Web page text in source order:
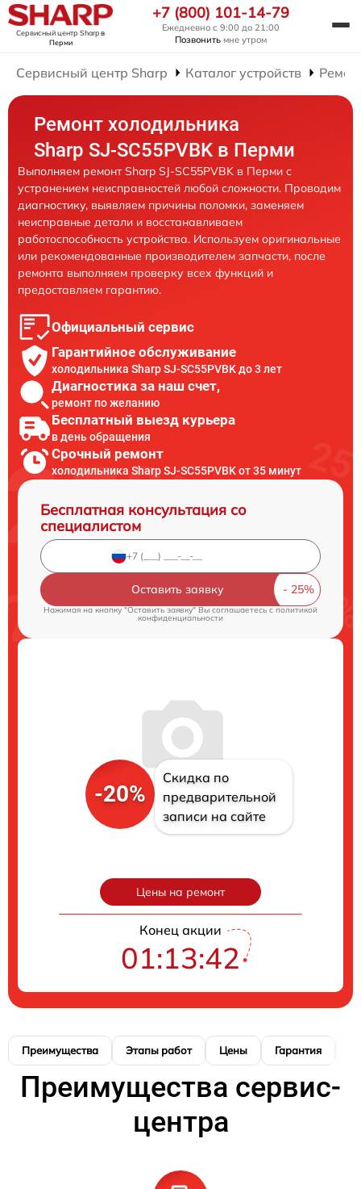
Сервисный центр Sharpв
Перми
+7 (800) 101-14-79
Ежедневно с 9:00 до 21:00
Позвонить мне утром
Сервисный центр Sharp Каталог устройств
Ремонт холодильника
Sharp SJ-SC55PVBK в Перми
Выполняем ремонт Sharp SJ-SC55PVBK в Перми с
устранением неисправностей любой сложности. Проводим
диагностику, выявляем причины поломки, заменяем
неисправные детали и восстанавливаем
работоспособность устройства. Используем оригинальные
или рекомендованные производителем запчасти, после
ремонта выполняем проверку всех функций и
предоставляем гарантию.
Официальный сервис
Гарантийное обслуживание
холодильника Sharp SJ-SC55PVBK до 3 лет
Диагностика за наш счет,
ремонт по желанию
Бесплатный выезд курьера
в день обращения
Срочный ремонт
холодильника Sharp SJ-SC55PVBK от 35 минут
Бесплатная консультация со
специалистом
Оставить заявку
Нажимая на кнопку "Оставить заявку" Вы соглашаетесь cполитикой
конфиденциальности
-20%
Скидка по
предварительной
записи на сайте
Цены на ремонт
Конец акции
01:13:41
Преимущества Этапы работ Цены Гарантия
Преимущества сервис-
центра